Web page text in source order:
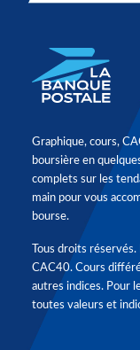
Graphique, cours,
boursière en
complets sur les
main pour vous
bourse.
Tous droits
CAC40. Cours
autres indices. Pour
toutes valeurs et